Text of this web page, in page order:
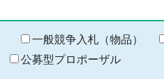
一般競争入札（物品）
公募型プロポーザル